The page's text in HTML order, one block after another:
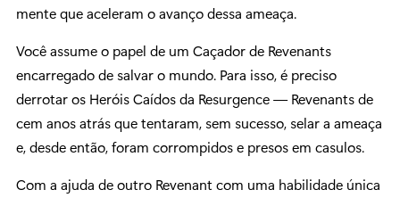
mente que aceleram o avanço dessa ameaça.
Você assume o papel de um Caçador de Revenants
encarregado de salvar o mundo. Para isso, é preciso
derrotar os Heróis Caídos da Resurgence — Revenants de
cem anos atrás que tentaram, sem sucesso, selar a ameaça
e, desde então, foram corrompidos e presos em casulos.
Com a ajuda de outro Revenant com uma habilidade única